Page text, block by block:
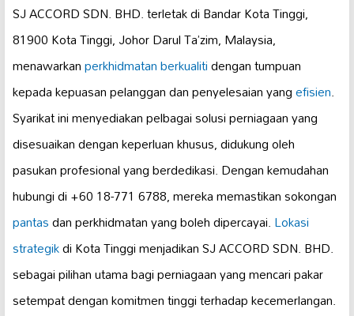
SJ ACCORD SDN. BHD. terletak di Bandar Kota Tinggi,
81900 Kota Tinggi, Johor Darul Ta’zim, Malaysia,
menawarkanperkhidmatan berkualitidengan tumpuan
kepada kepuasan pelanggan dan penyelesaian yangefisien.
Syarikat ini menyediakan pelbagai solusi perniagaan yang
disesuaikan dengan keperluan khusus, didukung oleh
pasukan profesional yang berdedikasi. Dengan kemudahan
hubungi di +60 18-771 6788, mereka memastikan sokongan
pantasdan perkhidmatan yang boleh dipercayai.Lokasi
strategikdi Kota Tinggi menjadikan SJ ACCORD SDN. BHD.
sebagai pilihan utama bagi perniagaan yang mencari pakar
setempat dengan komitmen tinggi terhadap kecemerlangan.